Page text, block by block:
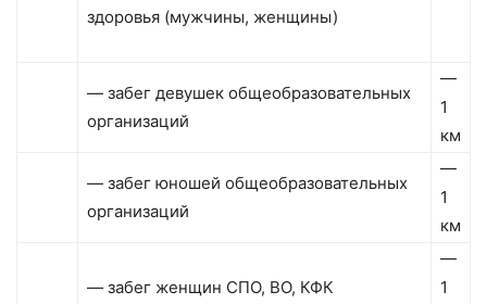
здоровья (мужчины, женщины)
— забег девушек общеобразовательных
организаций
—
1
км
— забег юношей общеобразовательных
организаций
—
1
км
— забег женщин СПО, ВО, КФК
—
1